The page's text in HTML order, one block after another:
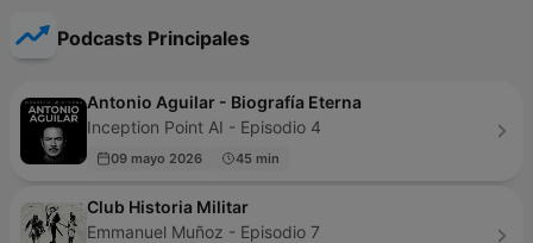
Podcasts Principales
Antonio Aguilar - Biografía Eterna
Inception Point AI - Episodio 4
09 mayo 2026 45 min
Club Historia Militar
Emmanuel Muñoz - Episodio 7